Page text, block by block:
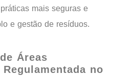
mais seguras e
e gestão de resíduos.
Áreas
no